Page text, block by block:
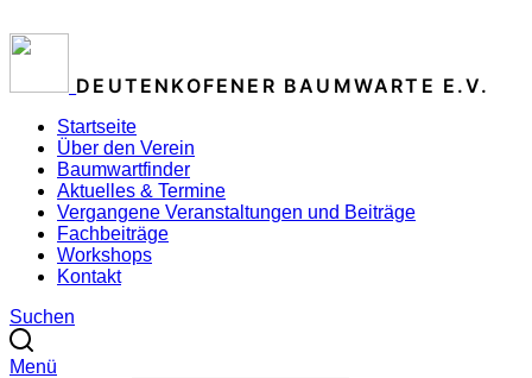
DEUTENKOFENER BAUMWARTE E.V.
Startseite
Über den Verein
Baumwartfinder
Aktuelles & Termine
Vergangene Veranstaltungen und Beiträge
Fachbeiträge
Workshops
Kontakt
Suchen
Menü